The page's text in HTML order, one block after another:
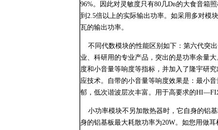
96%。因此对灵敏度只有80几db的大食音箱
到2.5倍以上的实际输出功率。如采用多对模
瓦的输出功率。
不同代数模块的性能区别如下：第六代突
业、科研用的专业产品，突出的是功率余量
度和小音量等响度等指标，并加入了隆宇研
应技术。自带的小音量等响度效果是：最小
郁，低次谐波层次丰富。用于高要求的
小功率模块不另加散热器时，它自身的铝
身的铝基板最大耗散功率为20W。如您用做